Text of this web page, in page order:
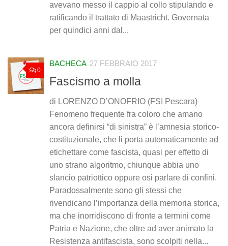
avevano messo il cappio al collo stipulando e
ratificando il trattato di Maastricht. Governata
per quindici anni dal...
0
BACHECA 27 FEBBRAIO 2017
Fascismo a molla
di LORENZO D’ONOFRIO (FSI Pescara)
Fenomeno frequente fra coloro che amano
ancora definirsi “di sinistra” è l’amnesia storico-
costituzionale, che li porta automaticamente ad
etichettare come fascista, quasi per effetto di
uno strano algoritmo, chiunque abbia uno
slancio patriottico oppure osi parlare di confini.
Paradossalmente sono gli stessi che
rivendicano l’importanza della memoria storica,
ma che inorridiscono di fronte a termini come
Patria e Nazione, che oltre ad aver animato la
Resistenza antifascista, sono scolpiti nella...